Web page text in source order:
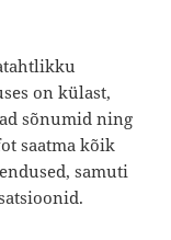
on külast,
sõnumid ning
saatma kõik
samuti